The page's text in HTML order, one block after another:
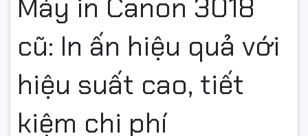
Máy in Canon 3018
cũ: In ấn hiệu quả với
hiệu suất cao, tiết
kiệm chi phí